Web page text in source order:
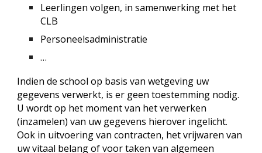
Leerlingen volgen, in samenwerking met het
CLB
Personeelsadministratie
…
Indien de school op basis van wetgeving uw
gegevens verwerkt, is er geen toestemming nodig.
U wordt op het moment van het verwerken
(inzamelen) van uw gegevens hierover ingelicht.
Ook in uitvoering van contracten, het vrijwaren van
uw vitaal belang of voor taken van algemeen